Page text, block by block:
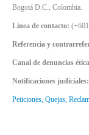
Bogotá D.C., Colombia.
Línea de contacto:
Referencia y
Canal de denuncias
Notificaciones judiciales:
Peticiones, Quejas,